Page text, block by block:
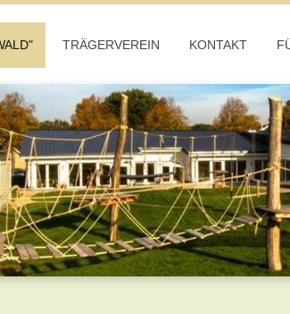
TRÄGERVEREIN KONTAKT